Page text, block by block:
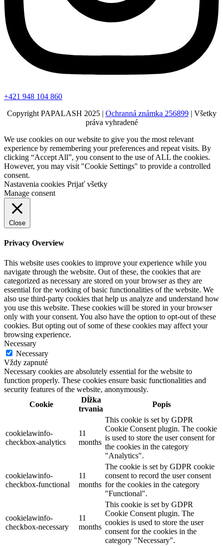
+421 948 104 860
Copyright PAPALASH 2025 | Ochranná známka 256899| Všetky
práva vyhradené
We use cookies on our website to give you the most relevant
experience by remembering your preferences and repeat visits. By
clicking “Accept All”, you consent to the use of ALL the cookies.
However, you may visit "Cookie Settings" to provide a controlled
consent.
Nastavenia cookies Prijať všetky
Manage consent
Close
Privacy Overview
This website uses cookies to improve your experience while you
navigate through the website. Out of these, the cookies that are
categorized as necessary are stored on your browser as they are
essential for the working of basic functionalities of the website. We
also use third-party cookies that help us analyze and understand how
you use this website. These cookies will be stored in your browser
only with your consent. You also have the option to opt-out of these
cookies. But opting out of some of these cookies may affect your
browsing experience.
Necessary
Necessary
Vždy zapnuté
Necessary cookies are absolutely essential for the website to
function properly. These cookies ensure basic functionalities and
security features of the website, anonymously.
Cookie
Dĺžka
trvania
Popis
cookielawinfo-
checkbox-analytics
11
months
This cookie is set by GDPR
Cookie Consent plugin. The cookie
is used to store the user consent for
the cookies in the category
"Analytics".
cookielawinfo-
checkbox-functional
11
months
The cookie is set by GDPR cookie
consent to record the user consent
for the cookies in the category
"Functional".
cookielawinfo-
checkbox-necessary
11
months
This cookie is set by GDPR
Cookie Consent plugin. The
cookies is used to store the user
consent for the cookies in the
category "Necessary".